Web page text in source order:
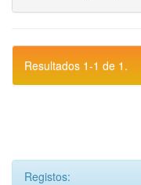
Resultados 1-1 de 1.
Registos: